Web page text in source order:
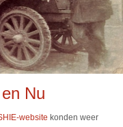
Nu
website konden weer